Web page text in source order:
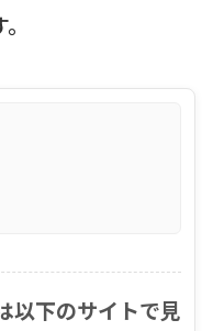
以下のサイトで見